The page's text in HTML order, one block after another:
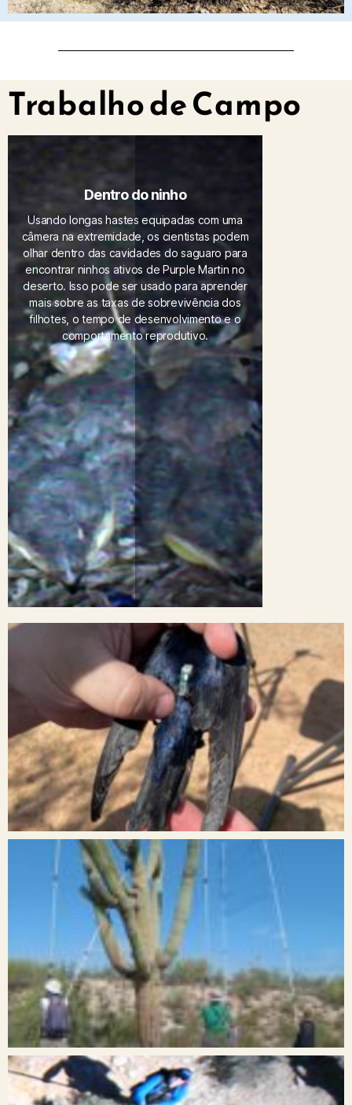
Trabalho de Campo
Dentro do ninho
Usando longas hastes equipadas com uma
câmera na extremidade, os cientistas podem
olhar dentro das cavidades do saguaro para
encontrar ninhos ativos de Purple Martin no
deserto. Isso pode ser usado para aprender
mais sobre as taxas de sobrevivência dos
filhotes, o tempo de desenvolvimento e o
comportamento reprodutivo.